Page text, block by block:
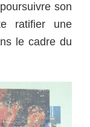
son
ratifier une
le cadre du